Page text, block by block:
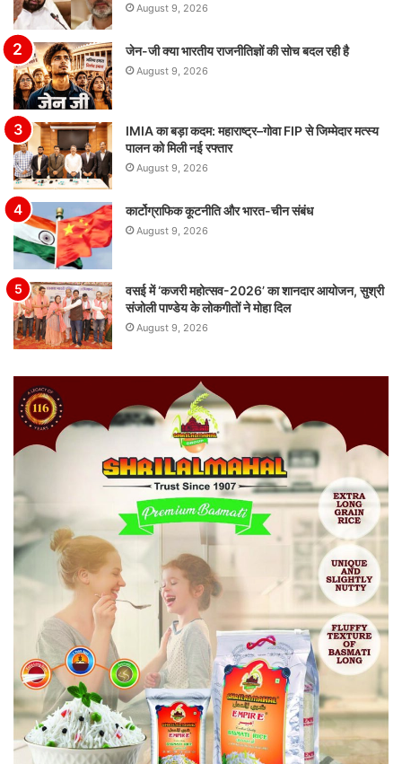
August 9, 2026
जेन-जी क्या भारतीय राजनीतिज्ञों की सोच बदल रही है
August 9, 2026
IMIA का बड़ा कदम: महाराष्ट्र–गोवा FIP से जिम्मेदार मत्स्य
पालन को मिली नई रफ्तार
August 9, 2026
कार्टोग्राफिक कूटनीति और भारत-चीन संबंध
August 9, 2026
वसई में ‘कजरी महोत्सव-2026’ का शानदार आयोजन, सुश्री
संजोली पाण्डेय के लोकगीतों ने मोहा दिल
August 9, 2026